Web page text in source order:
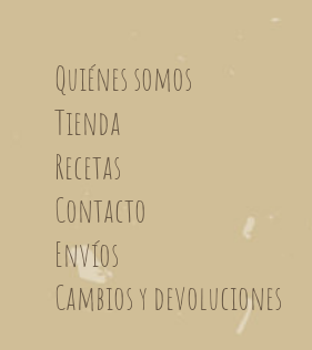
Quiénes somos
Tienda
Recetas
Contacto
Envíos
Cambios y devoluciones